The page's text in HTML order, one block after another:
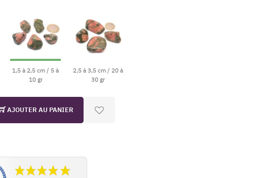
1,5 à 2,5 cm / 5 à
10 gr
2,5 à 3,5 cm / 20 à
30 gr
AJOUTER AU PANIER